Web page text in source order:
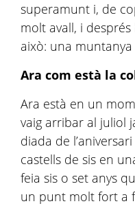
superamunt i, de
molt avall, i
això: una muntanya
Ara com està la
Ara està en un
vaig arribar al juliol
diada de
castells de sis en
feia sis o set anys
un punt molt fort a